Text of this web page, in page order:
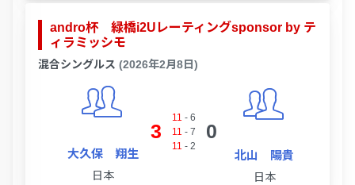
andro杯 緑橋i2Uレーティングsponsor by テ
ィラミッシモ
混合シングルス (2026年2月8日)
大久保 翔生
日本
3
11 - 6
11 - 7
11 - 2
0
北山 陽貴
日本